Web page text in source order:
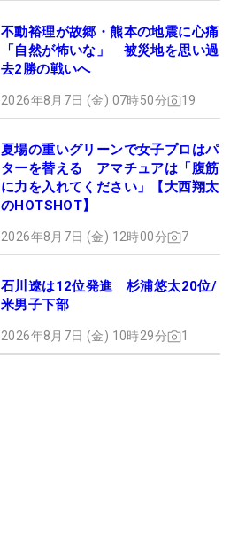
不動裕理が故郷・熊本の地震に心痛
「自然が怖いな」 被災地を思い過
去2勝の戦いへ
2026年8月7日 (金) 07時50分 19
夏場の重いグリーンで女子プロはパ
ターを替える アマチュアは「腹筋
に力を入れてください」【大西翔太
のHOTSHOT】
2026年8月7日 (金) 12時00分 7
石川遼は12位発進 杉浦悠太20位/
米男子下部
2026年8月7日 (金) 10時29分 1